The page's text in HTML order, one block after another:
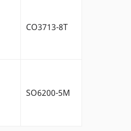
CO3713-8T
SO6200-5M